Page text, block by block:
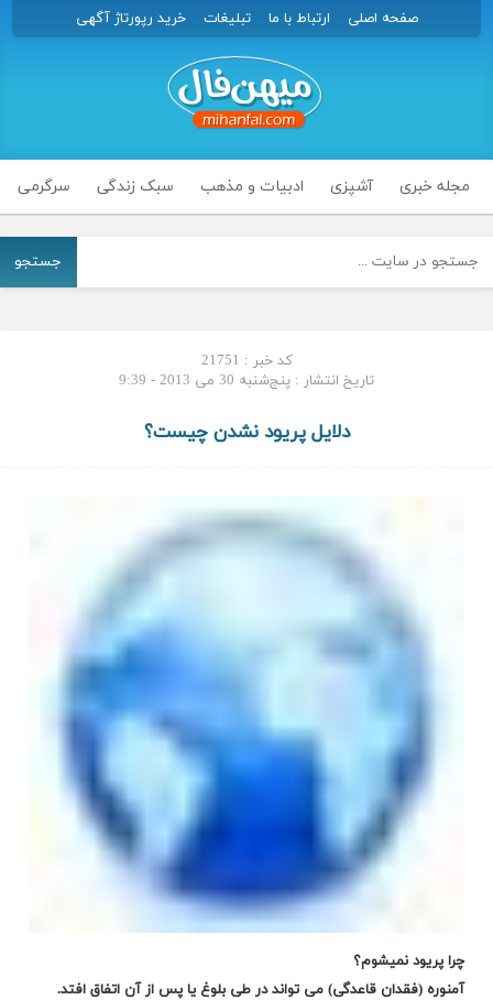
صفحه اصلی ارتباط با ما تبلیغات خرید رپورتاژ آگهی
مجله خبری آشپزی ادبیات و مذهب سبک زندگی سرگرمی
جستجو
کد خبر : 21751
تاریخ انتشار : پنج‌شنبه 30 می 2013 - 9:39
دلایل پریود نشدن چیست؟
چرا پریود نمیشوم؟
آمنوره (فقدان قاعدگی) می تواند در طی بلوغ یا پس از آن اتفاق افتد.